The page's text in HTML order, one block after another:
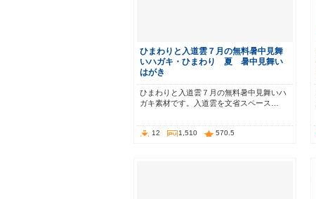
ひまわりと入道雲７月の無料暑中見舞
いハガキ・ひまわり 夏 暑中見舞い
はがき
ひまわりと入道雲７月の無料暑中見舞いハ
ガキ素材です。入道雲を文省スペース…
12 1,510 570.5